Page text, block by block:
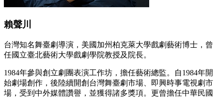
賴聲川
台灣知名舞臺劇導演，美國加州柏克萊大學戲劇藝術博士，曾
任國立臺北藝術大學戲劇學院教授及院長。
1984年參與創立劇團表演工作坊，擔任藝術總監。自1984年開
始劇場創作，後陸續開創台灣舞臺劇市場、即興時事電視劇市
場，受到中外媒體讚譽，並獲得諸多獎項。更曾擔任中華民國